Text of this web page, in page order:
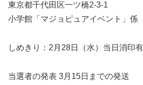
東京都千代田区一ツ橋2-3-1
小学館「マジョピュアイベント」係
しめきり：2月28日（水）当日消印
当選者の発表 3月15日までの発送